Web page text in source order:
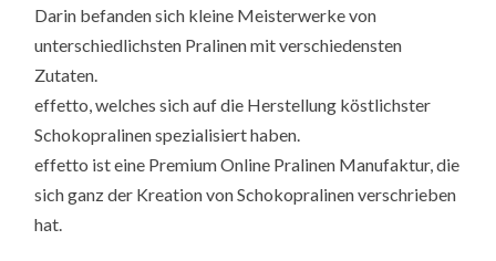
Darin befanden sich kleine Meisterwerke von
unterschiedlichsten Pralinen mit verschiedensten
Zutaten.
effetto, welches sich auf die Herstellung köstlichster
Schokopralinen spezialisiert haben.
effetto ist eine Premium Online Pralinen Manufaktur, die
sich ganz der Kreation von Schokopralinen verschrieben
hat.